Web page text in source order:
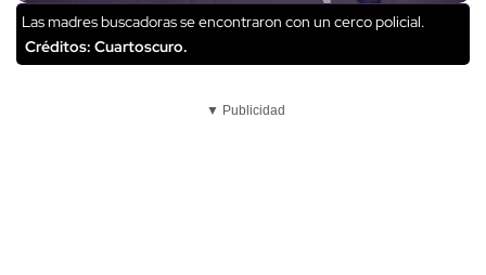
Las madres buscadoras se encontraron con un cerco policial.
Créditos: Cuartoscuro.
▼ Publicidad